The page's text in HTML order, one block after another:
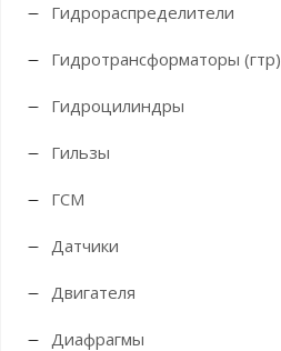
Гидрораспределители
Гидротрансформаторы (гтр)
Гидроцилиндры
Гильзы
ГСМ
Датчики
Двигателя
Диафрагмы